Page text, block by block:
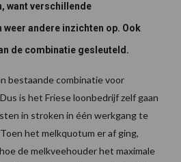
want verschillende
andere inzichten op. Ook
de combinatie gesleuteld.
bestaande combinatie voor
is het Friese loonbedrijf zelf gaan
in stroken in één werkgang te
het melkquotum er af ging,
de melkveehouder het maximale